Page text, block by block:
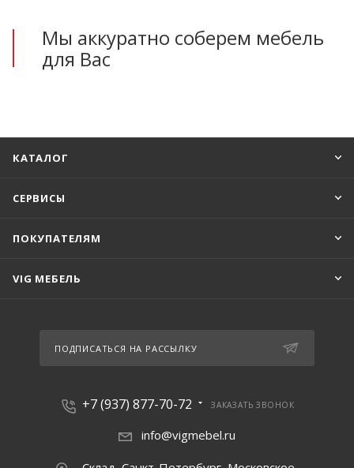
Мы аккуратно соберем мебель
для Вас
КАТАЛОГ
СЕРВИСЫ
ПОКУПАТЕЛЯМ
VIG МЕБЕЛЬ
ПОДПИСАТЬСЯ НА РАССЫЛКУ
+7 (937) 877-70-72 ЗАКАЗАТЬ ЗВОНОК
info@vigmebel.ru